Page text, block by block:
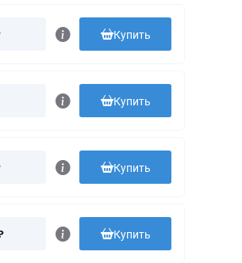
Купить
Купить
Купить
Купить